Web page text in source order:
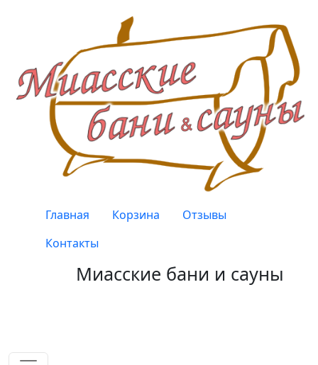
Верхнее меню
Главная Корзина
Отзывы
Контакты
Миасские бани и сауны